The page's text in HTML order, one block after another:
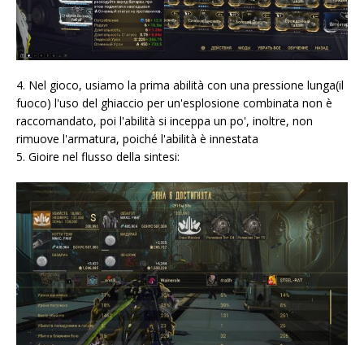
4. Nel gioco, usiamo la prima abilità con una pressione lunga(il
fuoco) l'uso del ghiaccio per un'esplosione combinata non è
raccomandato, poi l'abilità si inceppa un po', inoltre, non
rimuove l'armatura, poiché l'abilità è innestata
5. Gioire nel flusso della sintesi: